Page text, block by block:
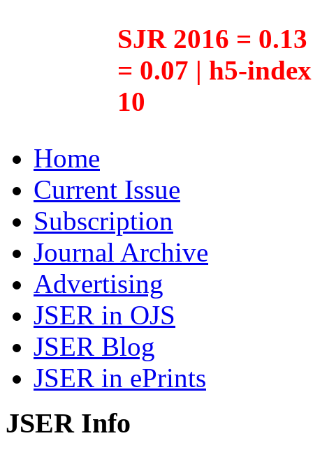
SJR 2016 =
= 0.07 | h5-
10
Home
Current Issue
Subscription
Journal Archive
Advertising
JSER in OJS
JSER Blog
JSER in ePrints
JSER Info